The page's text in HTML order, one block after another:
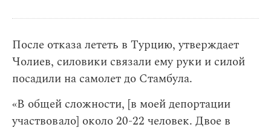
После отказа лететь в Турцию, утверждает
Чолиев, силовики связали ему руки и силой
посадили на самолет до Стамбула.
«В общей сложности, [в моей депортации
участвовало] около 20-22 человек. Двое в